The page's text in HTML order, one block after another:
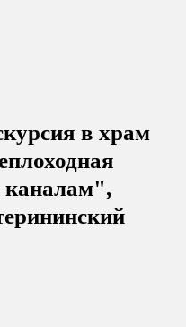
в храм
каналам",